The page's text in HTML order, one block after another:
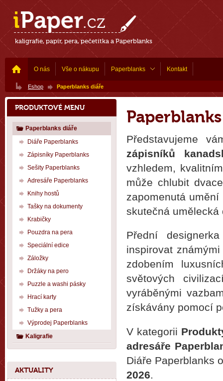
kaligrafie, papír, pera, pečetítka a Paperblanks
O nás Vše o nákupu Paperblanks Kontakt
Eshop Paperblanks diáře
Představujeme
zápisníků
vzhledem,
může chlubit
zapomenutá
skutečná
Přední
inspirovat
zdobením
světových
vyráběnými
získávány pomocí
V kategorii
adresáře
Diáře Paperblanks
2026
PRODUKTOVÉ MENU
Paperblanks diáře
Diáře Paperblanks
Zápisníky Paperblanks
Sešity Paperblanks
Adresáře Paperblanks
Knihy hostů
Tašky na dokumenty
Krabičky
Pouzdra na pera
Speciální edice
Záložky
Držáky na pero
Puzzle a washi pásky
Hrací karty
Tužky a pera
Výprodej Paperblanks
Kaligrafie
AKTUALITY